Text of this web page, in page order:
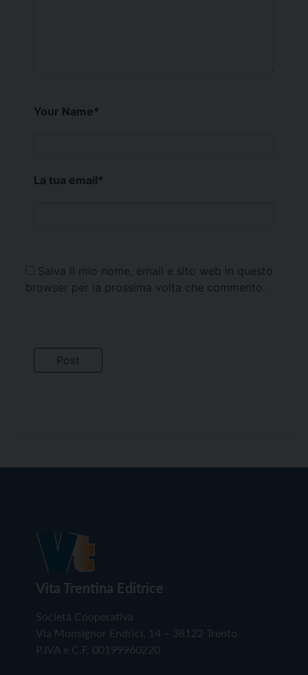
Your Name*
La tua email*
Salva il mio nome, email e sito web in questo
browser per la prossima volta che commento.
Vita Trentina Editrice
Società Cooperativa
Via Monsignor Endrici, 14 – 38122 Trento
P.IVA e C.F. 00199960220